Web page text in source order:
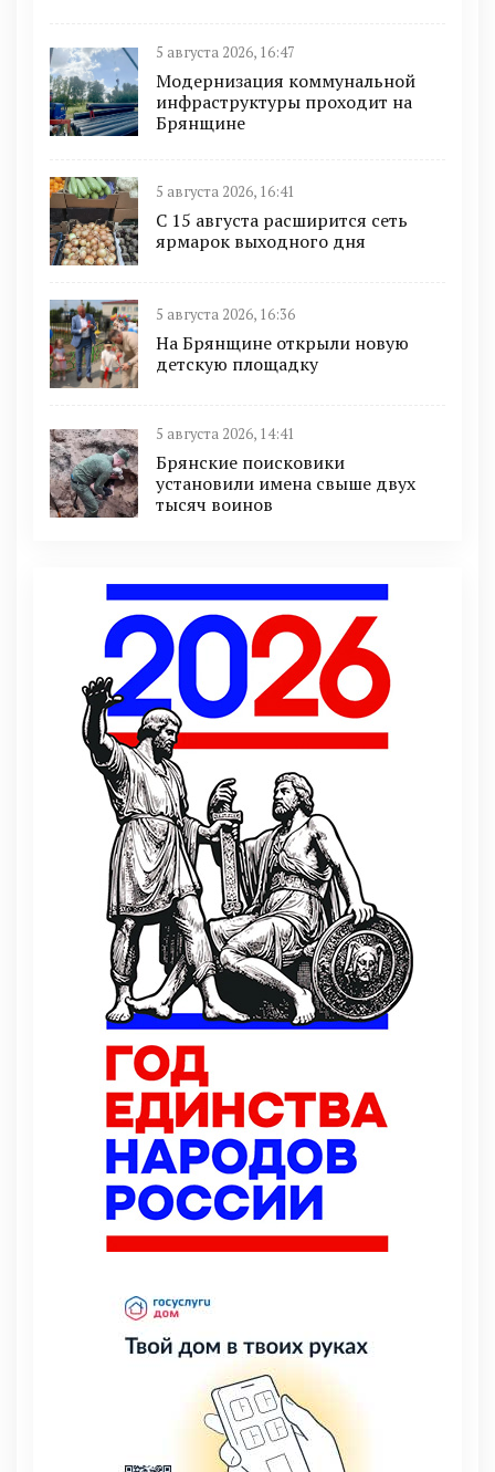
5 августа 2026, 16:47
Модернизация коммунальной
инфраструктуры проходит на
Брянщине
5 августа 2026, 16:41
С 15 августа расширится сеть
ярмарок выходного дня
5 августа 2026, 16:36
На Брянщине открыли новую
детскую площадку
5 августа 2026, 14:41
Брянские поисковики
установили имена свыше двух
тысяч воинов